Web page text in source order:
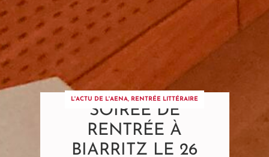
L'ACTU DE L'AENA, RENTRÉE LITTÉRAIRE
SOIRÉE DE
RENTRÉE À
BIARRITZ LE 26